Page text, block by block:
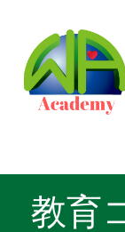
教育